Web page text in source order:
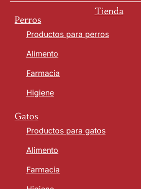
Tienda
Perros
Productos para perros
Alimento
Farmacia
Higiene
Gatos
Productos para gatos
Alimento
Farmacia